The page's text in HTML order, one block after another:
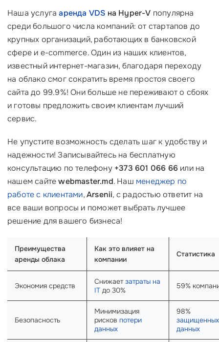
Наша услугааренда VDS на Hyper-V популярна
среди большого числа компаний: от стартапов до
крупных организаций, работающих в банковской
сфере и e-commerce. Один из наших клиентов,
известный интернет-магазин, благодаря переходу
на облако смог сократить время простоя своего
сайта до 99.9%! Они больше не переживают о сбоях
и готовы предложить своим клиентам лучший
сервис.
Не упустите возможность сделать шаг к удобству и
надежности! Записывайтесь на бесплатную
консультацию по телефону +373 601 066 66 или на
нашем сайтеwebmaster.md. Наш менеджер по
работе с клиентами,Arsenii, с радостью ответит на
все ваши вопросы и поможет выбрать лучшее
решение для вашего бизнеса!
Преимущества
аренды облака
Как это влияет на
компании
Статистика
Экономия средств Снижаетзатраты на
IT до 30% 59%
Безопасность
Минимизация
рисков потери
данных
98%
защищенных
данных